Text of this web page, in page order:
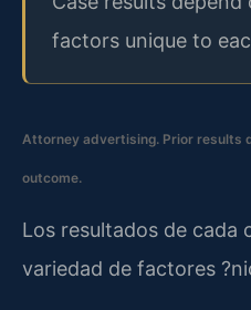
factors unique to
Attorney advertising. Prior results
outcome.
Los resultados de cada
variedad de factores